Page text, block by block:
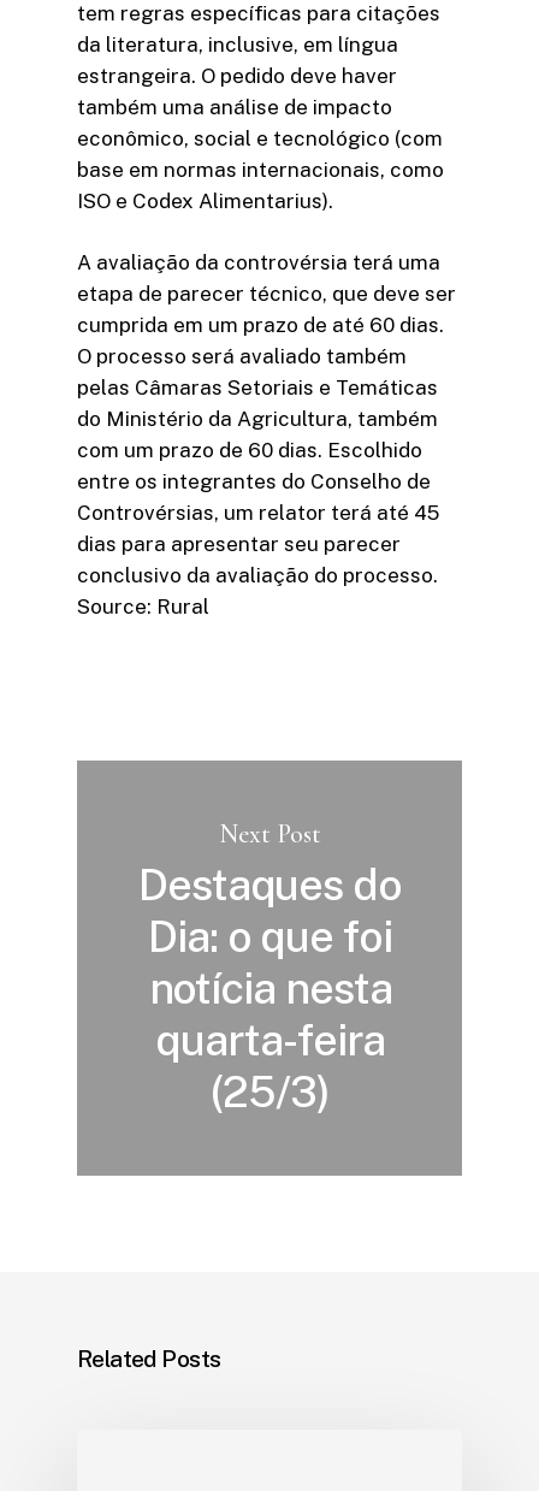
tem regras específicas para citações
da literatura, inclusive, em língua
estrangeira. O pedido deve haver
também uma análise de impacto
econômico, social e tecnológico (com
base em normas internacionais, como
ISO e Codex Alimentarius).
A avaliação da controvérsia terá uma
etapa de parecer técnico, que deve ser
cumprida em um prazo de até 60 dias.
O processo será avaliado também
pelas Câmaras Setoriais e Temáticas
do Ministério da Agricultura, também
com um prazo de 60 dias. Escolhido
entre os integrantes do Conselho de
Controvérsias, um relator terá até 45
dias para apresentar seu parecer
conclusivo da avaliação do processo.
Source: Rural
Next Post
Destaques do
Dia: o que foi
notícia nesta
quarta-feira
(25/3)
Related Posts